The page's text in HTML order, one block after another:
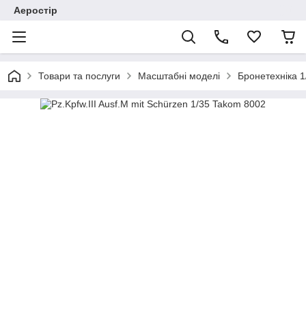
Аеростір
Товари та послуги Масштабні моделі Бронетехніка